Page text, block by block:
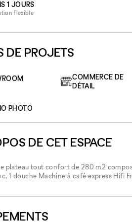
1 JOURS
flexible
DE PROJETS
COMMERCE DE
DÉTAIL
PHOTO
DE CET ESPACE
plateau tout confort de 280 m2
1 douche Machine à café express Hifi